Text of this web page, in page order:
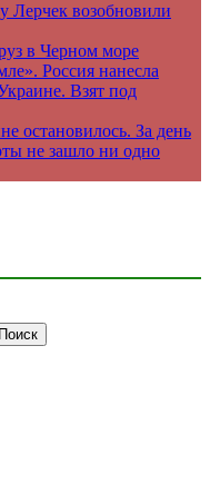
Лерчек возобновили
в Черном море
Россия нанесла
Взят под
остановилось. За день
не зашло ни одно